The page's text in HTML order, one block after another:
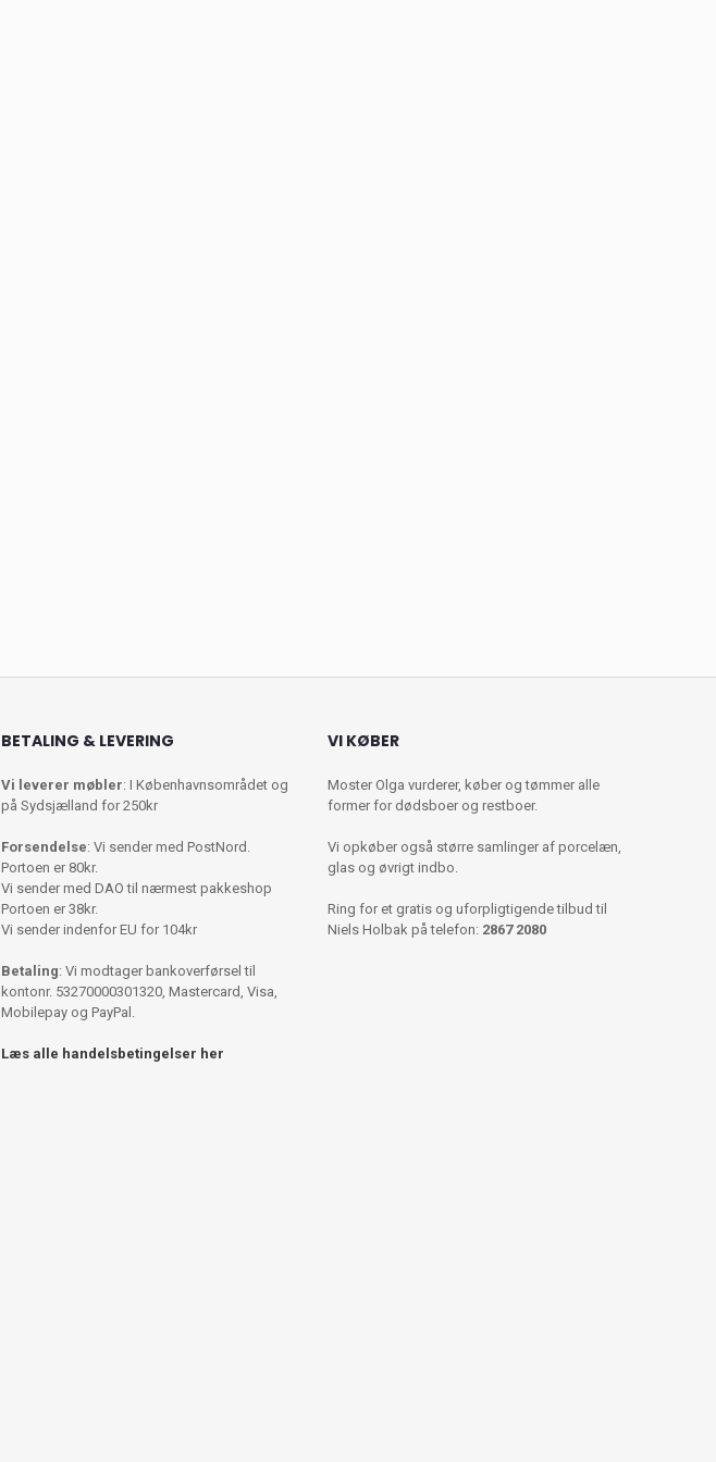
BETALING & LEVERING
Vi leverer møbler: I Københavnsområdet og
på Sydsjælland for 250kr
Forsendelse: Vi sender med PostNord.
Portoen er 80kr.
Vi sender med DAO til nærmest pakkeshop
Portoen er 38kr.
Vi sender indenfor EU for 104kr
Betaling: Vi modtager bankoverførsel til
kontonr. 53270000301320, Mastercard, Visa,
Mobilepay og PayPal.
Læs alle handelsbetingelser her
VI KØBER
Moster Olga vurderer, køber og tømmer alle
former for dødsboer og restboer.
Vi opkøber også større samlinger af porcelæn,
glas og øvrigt indbo.
Ring for et gratis og uforpligtigende tilbud til
Niels Holbak på telefon: 2867 2080